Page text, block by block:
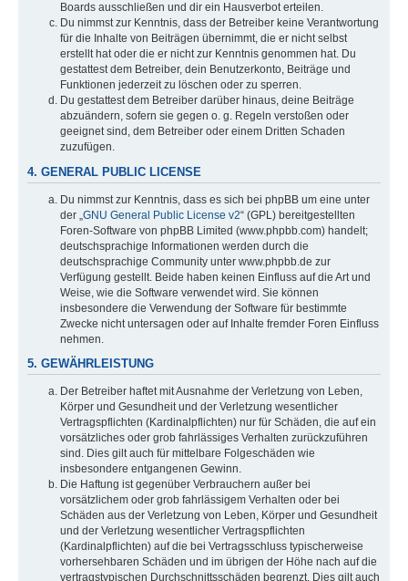
Boards ausschließen und dir ein Hausverbot erteilen.
Du nimmst zur Kenntnis, dass der Betreiber keine Verantwortung
für die Inhalte von Beiträgen übernimmt, die er nicht selbst
erstellt hat oder die er nicht zur Kenntnis genommen hat. Du
gestattest dem Betreiber, dein Benutzerkonto, Beiträge und
Funktionen jederzeit zu löschen oder zu sperren.
Du gestattest dem Betreiber darüber hinaus, deine Beiträge
abzuändern, sofern sie gegen o. g. Regeln verstoßen oder
geeignet sind, dem Betreiber oder einem Dritten Schaden
zuzufügen.
4. GENERAL PUBLIC LICENSE
Du nimmst zur Kenntnis, dass es sich bei phpBB um eine unter
der „ GNU General Public License v2“ (GPL) bereitgestellten
Foren-Software von phpBB Limited (www.phpbb.com) handelt;
deutschsprachige Informationen werden durch die
deutschsprachige Community unter www.phpbb.de zur
Verfügung gestellt. Beide haben keinen Einfluss auf die Art und
Weise, wie die Software verwendet wird. Sie können
insbesondere die Verwendung der Software für bestimmte
Zwecke nicht untersagen oder auf Inhalte fremder Foren Einfluss
nehmen.
5. GEWÄHRLEISTUNG
Der Betreiber haftet mit Ausnahme der Verletzung von Leben,
Körper und Gesundheit und der Verletzung wesentlicher
Vertragspflichten (Kardinalpflichten) nur für Schäden, die auf ein
vorsätzliches oder grob fahrlässiges Verhalten zurückzuführen
sind. Dies gilt auch für mittelbare Folgeschäden wie
insbesondere entgangenen Gewinn.
Die Haftung ist gegenüber Verbrauchern außer bei
vorsätzlichem oder grob fahrlässigem Verhalten oder bei
Schäden aus der Verletzung von Leben, Körper und Gesundheit
und der Verletzung wesentlicher Vertragspflichten
(Kardinalpflichten) auf die bei Vertragsschluss typischerweise
vorhersehbaren Schäden und im übrigen der Höhe nach auf die
vertragstypischen Durchschnittsschäden begrenzt. Dies gilt auch